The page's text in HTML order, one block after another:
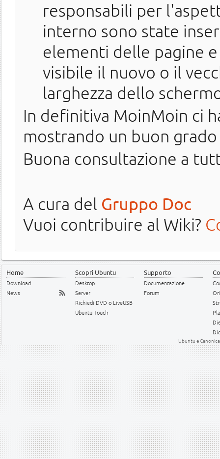
responsabili per
interno sono state
elementi delle pagine
visibile il nuovo o il
larghezza dello
In definitiva MoinMoin ci
mostrando un buon
Buona consultazione a
A cura del Gruppo Doc
Vuoi contribuire al Wiki?
Home
Download
News
Scopri Ubuntu
Desktop
Server
Richiedi DVD o LiveUSB
Ubuntu Touch
Supporto
Documentazione
Forum
Ubuntu e